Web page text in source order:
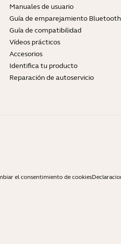
Manuales de usuario
Guía de emparejamiento Bluetooth
Guía de compatibilidad
Vídeos prácticos
Accesorios
Identifica tu producto
Reparación de autoservicio
el consentimiento de cookies